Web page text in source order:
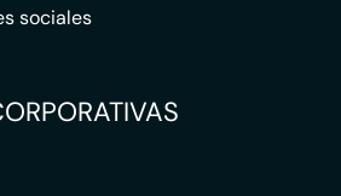
sociales